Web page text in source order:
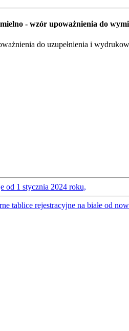
- wzór upoważnienia do
do uzupełnienia i
od 1 stycznia 2024 roku,
tablice rejestracyjne na białe od